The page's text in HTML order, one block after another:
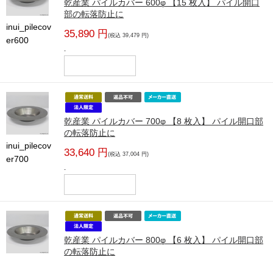
inui_pilecov
er600
乾産業 パイルカバー 600φ 【15 枚入】 パイル開口
部の転落防止に
35,890 円 (税込 39,479 円)
-
inui_pilecov
er700
乾産業 パイルカバー 700φ 【8 枚入】 パイル開口部
の転落防止に
33,640 円 (税込 37,004 円)
-
乾産業 パイルカバー 800φ 【6 枚入】 パイル開口部
の転落防止に